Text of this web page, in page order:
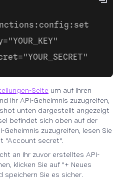
Seite um auf Ihren
Ihr API-Geheimnis zuzugreifen,
unten dargestellt angezeigt
befindet sich oben auf der
Geheimnis zuzugreifen, lesen Sie
"Account secret".
an Ihr zuvor erstelltes API-
klicken Sie auf "+ Neues
speichern Sie es sicher.